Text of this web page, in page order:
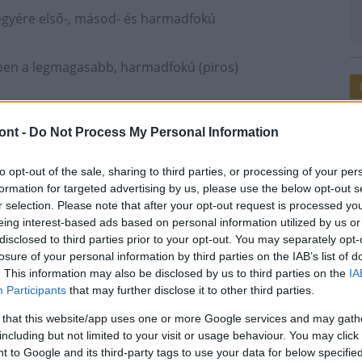
- Do Not Process My Personal Information
opt-out of the sale, sharing to third parties, or processing of your
for targeted advertising by us, please use the below opt-out
selection. Please note that after your opt-out request is processed
interest-based ads based on personal information utilized by us
to third parties prior to your opt-out. You may separately
of your personal information by third parties on the IAB’s list of
This information may also be disclosed by us to third parties on the
Participants that may further disclose it to other third parties.
that this website/app uses one or more Google services and may
but not limited to your visit or usage behaviour. You may
to Google and its third-party tags to use your data for below
első-, másod- és harmadfokú
a legmagasabb, harmadfokú (piros)
is 29 Celsius-fok felett alakulhat.
hőség. Az előrejelzés szerint a következő
s többfelé leghidegebb órákban sem
helyettes államtitkár keddtől péntek éjfélig